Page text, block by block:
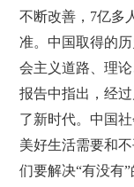
不断改善，7亿多
准。中国取得的
会主义道路、理
报告中指出，经
了新时代。中国
美好生活需要和
们要解决“有没有